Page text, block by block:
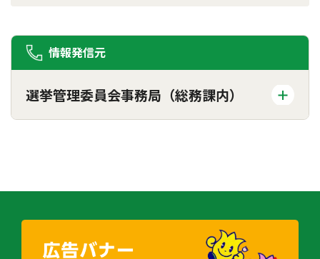
情報発信元
選挙管理委員会事務局（総務課内）